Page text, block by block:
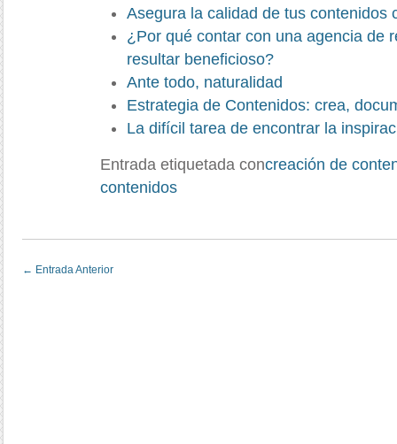
Asegura la calidad de tus contenidos
¿Por qué contar con una agencia de
resultar beneficioso?
Ante todo, naturalidad
Estrategia de Contenidos: crea,
La difícil tarea de encontrar la
Entrada etiquetada concreación de
contenidos
← Entrada Anterior